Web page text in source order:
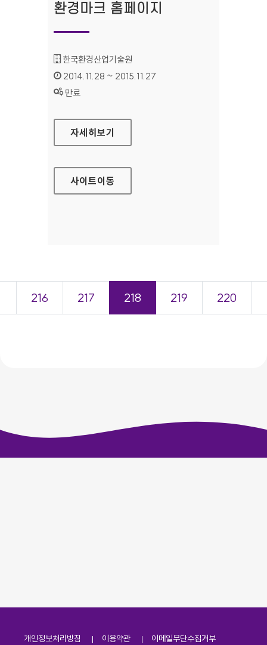
환경마크 홈페이지
기관명 :
한국환경산업기술원
인증기간 :
2014.11.28 ~ 2015.11.27
상태 :
만료
환경마크 홈페이지
자세히보기
사이트이동
216 217 218 219 220
개인정보처리방침 이용약관 이메일무단수집거부